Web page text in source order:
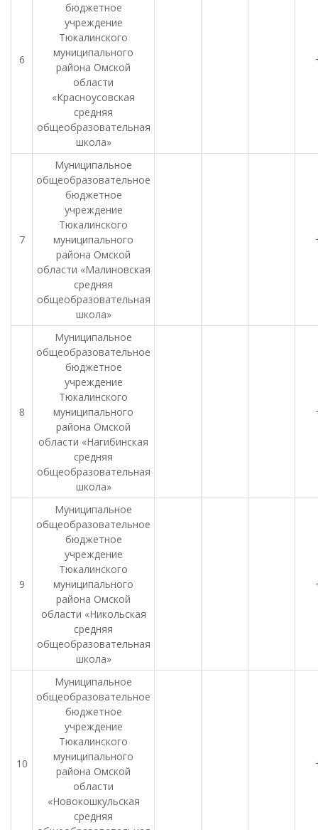
6
бюджетное
учреждение
Тюкалинского
муниципального
района Омской
области
«Красноусовская
средняя
общеобразовательная
школа»
7
Муниципальное
общеобразовательное
бюджетное
учреждение
Тюкалинского
муниципального
района Омской
области «Малиновская
средняя
общеобразовательная
школа»
8
Муниципальное
общеобразовательное
бюджетное
учреждение
Тюкалинского
муниципального
района Омской
области «Нагибинская
средняя
общеобразовательная
школа»
9
Муниципальное
общеобразовательное
бюджетное
учреждение
Тюкалинского
муниципального
района Омской
области «Никольская
средняя
общеобразовательная
школа»
10
Муниципальное
общеобразовательное
бюджетное
учреждение
Тюкалинского
муниципального
района Омской
области
«Новокошкульская
средняя